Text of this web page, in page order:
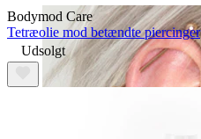
Bodymod Care
Tetræolie mod betændte piercinger
Udsolgt